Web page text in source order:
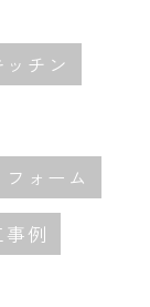
チン
フォーム
事例